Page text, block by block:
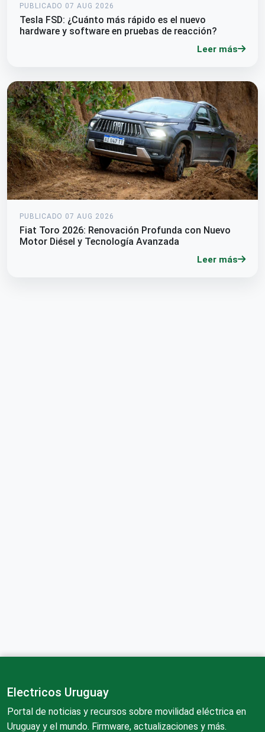
PUBLICADO 07 AUG 2026
Tesla FSD: ¿Cuánto más rápido es el nuevo
hardware y software en pruebas de reacción?
Leer más
PUBLICADO 07 AUG 2026
Fiat Toro 2026: Renovación Profunda con Nuevo
Motor Diésel y Tecnología Avanzada
Leer más
Electricos Uruguay
Portal de noticias y recursos sobre movilidad eléctrica en
Uruguay y el mundo. Firmware, actualizaciones y más.